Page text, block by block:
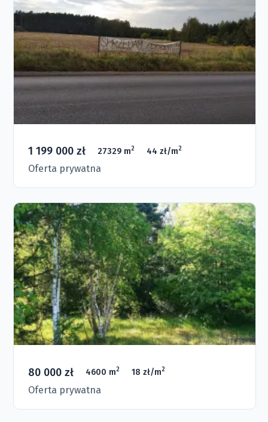
1 199 000 zł 27329 m2 44 zł/m2
Oferta prywatna
80 000 zł 4600 m2 18 zł/m2
Oferta prywatna